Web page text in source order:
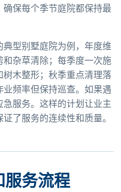
保每个季节庭院都保持最
型别墅庭院为例，年度维
杂草清除；每季度一次施
木整形；秋季重点清理落
频率但保持巡查。如果遇
服务。这样的计划让业主
了服务的连续性和质量。
服务流程